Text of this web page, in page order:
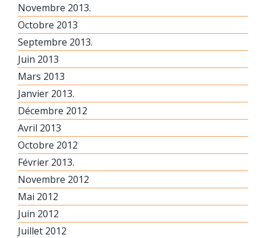
Novembre 2013.
Octobre 2013
Septembre 2013.
Juin 2013
Mars 2013
Janvier 2013.
Décembre 2012
Avril 2013
Octobre 2012
Février 2013.
Novembre 2012
Mai 2012
Juin 2012
Juillet 2012